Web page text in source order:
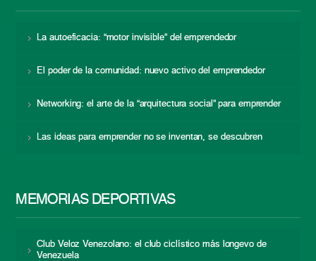
La autoeficacia: “motor invisible” del emprendedor
El poder de la comunidad: nuevo activo del emprendedor
Networking: el arte de la “arquitectura social” para emprender
Las ideas para emprender no se inventan, se descubren
MEMORIAS DEPORTIVAS
Club Veloz Venezolano: el club ciclístico más longevo de
Venezuela